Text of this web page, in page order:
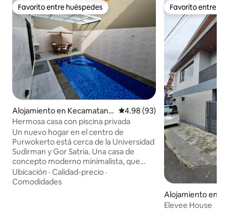
Favorito entre huéspedes
Favorito entre huéspedes
Alojamiento en Kecamatan P
urwokerto Utara
Calificación promedio: 4.98 de
4.98 (93)
Hermosa casa con piscina privada
Un nuevo hogar en el centro de
Purwokerto está cerca de la Universidad
Sudirman y Gor Satria. Una casa de
concepto moderno minimalista, que
consta de 3 dormitorios suficientes para
6 personas, un sofá cama para 2
Ubicación · Calidad-precio ·
Comodidades
Favorito entre
Favorito entre
Alojamiento en
wokerto Timur
Elevee House